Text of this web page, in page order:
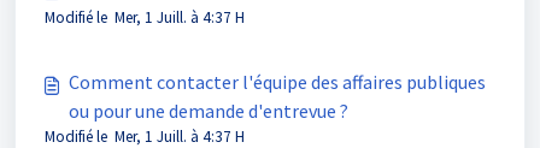
Modifié le Mer, 1 Juill. à 4:37 H
Comment contacter l'équipe des affaires publiques
ou pour une demande d'entrevue ?
Modifié le Mer, 1 Juill. à 4:37 H